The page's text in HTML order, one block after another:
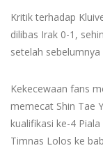
Kritik terhadap
dilibas Irak 0-1,
setelah sebelumnya
Kekecewaan fans
memecat Shin Tae
kualifikasi ke-4
Timnas Lolos ke